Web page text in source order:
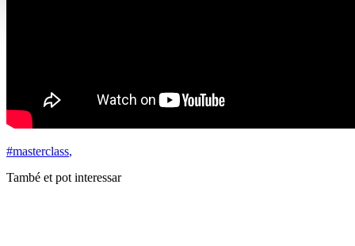
#masterclass,
També et pot interessar